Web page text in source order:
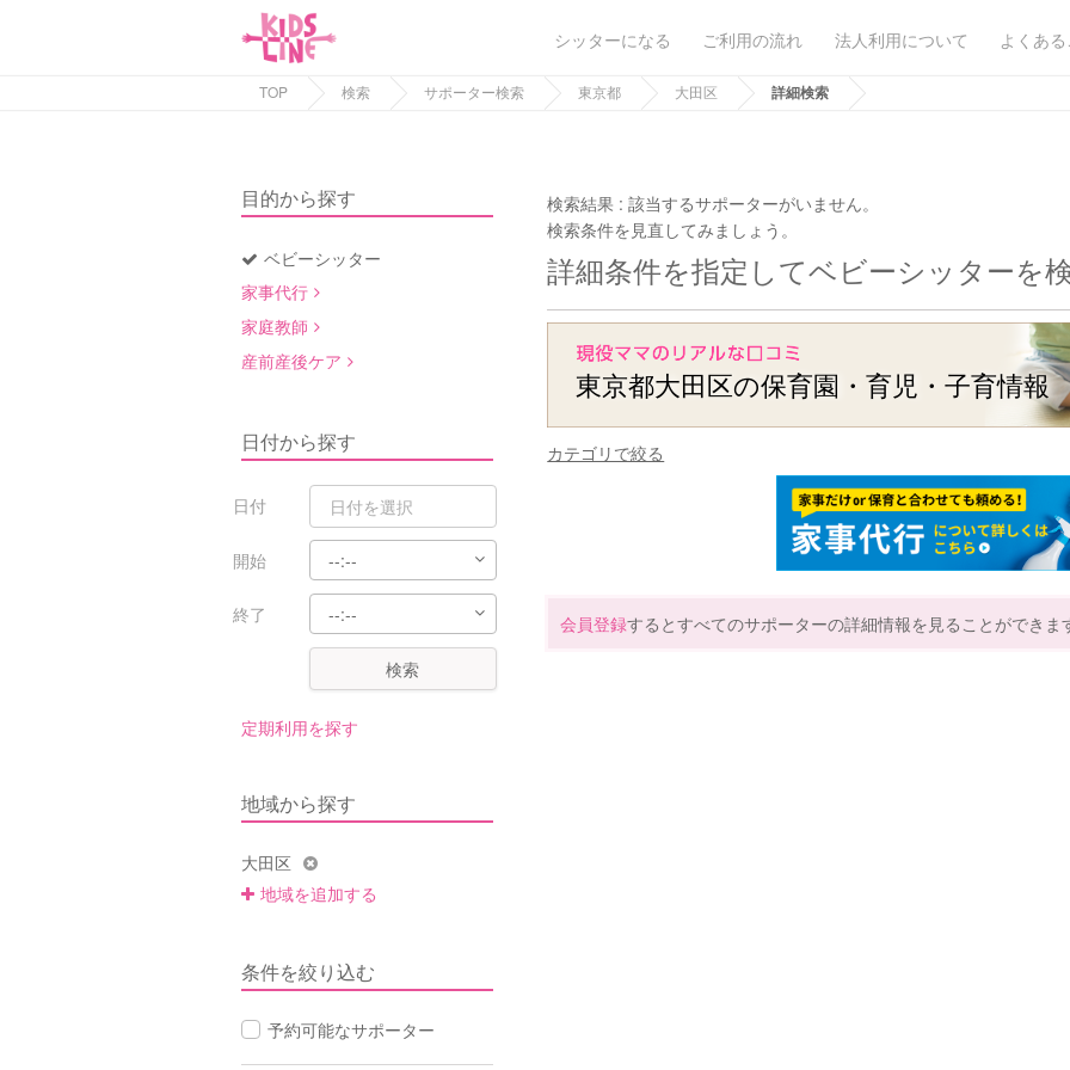
シッターになる ご利用の流れ 法人利用について よくあ
TOP 検索 サポーター検索 東京都 大田区 詳細検索
目的から探す
ベビーシッター
家事代行
家庭教師
産前産後ケア
日付から探す
日付
開始
終了
検索
定期利用を探す
地域から探す
大田区
地域を追加する
条件を絞り込む
予約可能なサポーター
検索結果 :該当するサポーターがいません。
検索条件を見直してみましょう。
詳細条件を指定してベビーシッターを
東京都大田区の保育園・育児・子育情報
カテゴリで絞る
会員登録するとすべてのサポーターの詳細情報を見ることができま